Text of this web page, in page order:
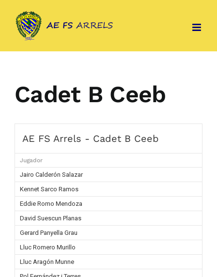
content
Cadet B Ceeb
AE FS Arrels - Cadet B Ceeb
Jugador
Jairo Calderón Salazar
Kennet Sarco Ramos
Eddie Romo Mendoza
David Suescun Planas
Gerard Panyella Grau
Lluc Romero Murillo
Lluc Aragón Munne